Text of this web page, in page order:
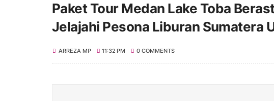
Paket Tour Medan Lake Toba
Jelajahi Pesona Liburan Sumatera
ARREZA MP 11:32 PM 0 COMMENTS